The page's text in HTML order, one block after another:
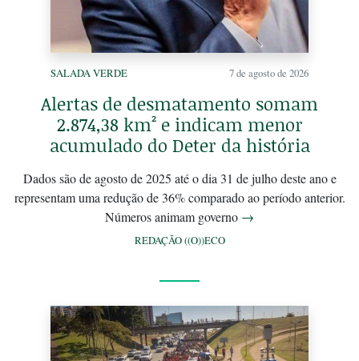
SALADA VERDE 7 de agosto de 2026
Alertas de desmatamento somam
2.874,38 km² e indicam menor
acumulado do Deter da história
Dados são de agosto de 2025 até o dia 31 de julho deste ano e
representam uma redução de 36% comparado ao período anterior.
Números animam governo →
REDAÇÃO ((O))ECO